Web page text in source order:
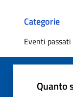
Categorie
Eventi passati
Quanto